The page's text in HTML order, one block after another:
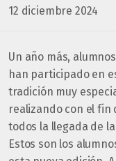
12 diciembre 2024
Un año más,
han participado en
tradición muy
realizando con el
todos la llegada de
Estos son los